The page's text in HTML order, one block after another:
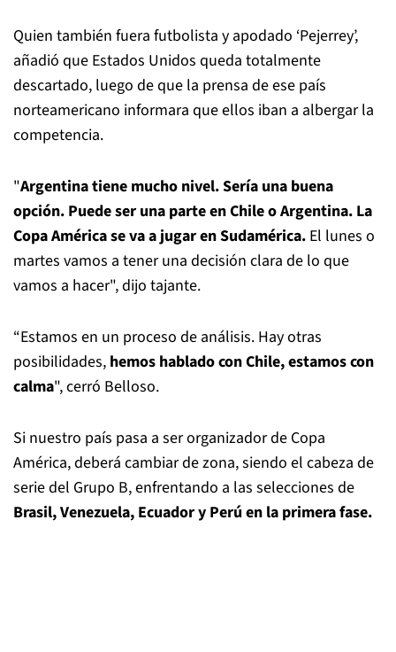
Quien también fuera futbolista y apodado ‘Pejerrey’,
añadió que Estados Unidos queda totalmente
descartado, luego de que la prensa de ese país
norteamericano informara que ellos iban a albergar la
competencia.
"Argentina tiene mucho nivel. Sería una buena
opción. Puede ser una parte en Chile o Argentina. La
Copa América se va a jugar en Sudamérica. El lunes o
martes vamos a tener una decisión clara de lo que
vamos a hacer", dijo tajante.
“Estamos en un proceso de análisis. Hay otras
posibilidades, hemos hablado con Chile, estamos con
calma", cerró Belloso.
Si nuestro país pasa a ser organizador de Copa
América, deberá cambiar de zona, siendo el cabeza de
serie del Grupo B, enfrentando a las selecciones de
Brasil, Venezuela, Ecuador y Perú en la primera fase.